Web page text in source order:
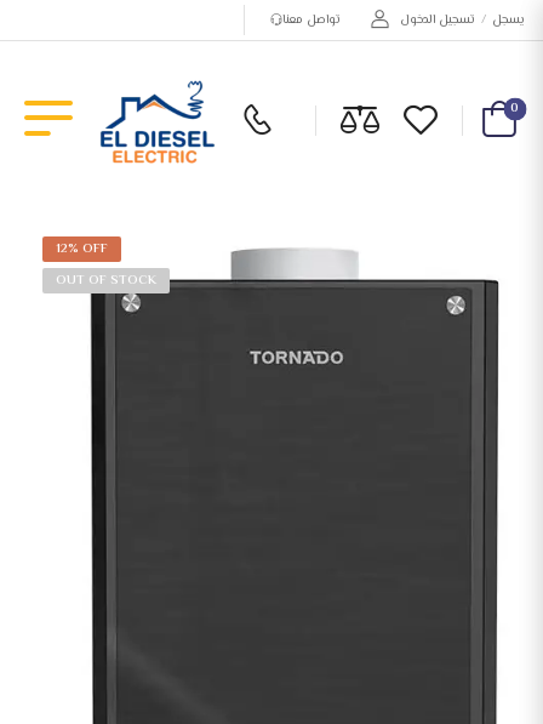
تواصل معنا تسجيل الدخول / يسجل
0
12% OFF
OUT OF STOCK